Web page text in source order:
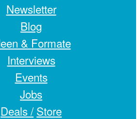
Newsletter
Blog
& Formate
Interviews
Events
Jobs
Deals / Store